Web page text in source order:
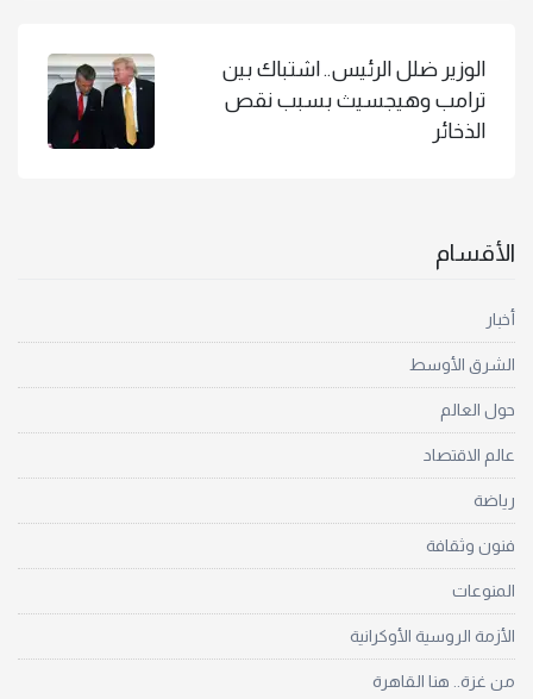
الوزير ضلل الرئيس.. اشتباك بين
ترامب وهيجسيث بسبب نقص
الذخائر
الأقسام
أخبار
الشرق الأوسط
حول العالم
عالم الاقتصاد
رياضة
فنون وثقافة
المنوعات
الأزمة الروسية الأوكرانية
من غزة.. هنا القاهرة